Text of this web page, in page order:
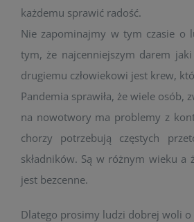
każdemu sprawić radość.
Nie zapominajmy w tym czasie o
tym, że najcenniejszym darem
drugiemu człowiekowi jest krew,
Pandemia sprawiła, że wiele osób,
na nowotwory ma problemy z
chorzy potrzebują częstych
składników. Są w różnym wieku a
jest bezcenne.
Dlatego prosimy ludzi dobrej woli